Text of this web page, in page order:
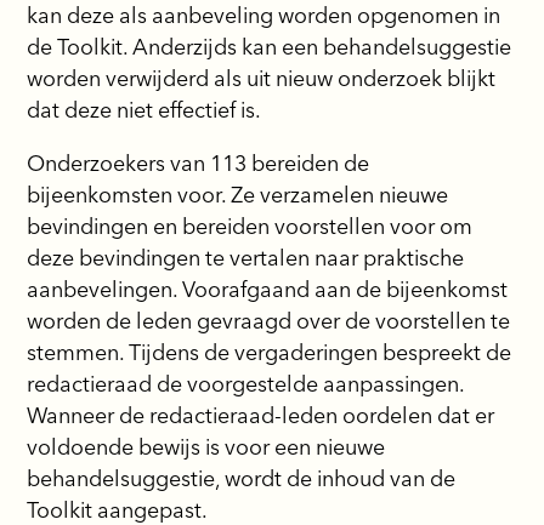
kan deze als aanbeveling worden opgenomen in
de Toolkit. Anderzijds kan een behandelsuggestie
worden verwijderd als uit nieuw onderzoek blijkt
dat deze niet effectief is.
Onderzoekers van 113 bereiden de
bijeenkomsten voor. Ze verzamelen nieuwe
bevindingen en bereiden voorstellen voor om
deze bevindingen te vertalen naar praktische
aanbevelingen. Voorafgaand aan de bijeenkomst
worden de leden gevraagd over de voorstellen te
stemmen. Tijdens de vergaderingen bespreekt de
redactieraad de voorgestelde aanpassingen.
Wanneer de redactieraad-leden oordelen dat er
voldoende bewijs is voor een nieuwe
behandelsuggestie, wordt de inhoud van de
Toolkit aangepast.